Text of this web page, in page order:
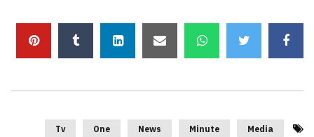
Media
Minute
News
One
Tv